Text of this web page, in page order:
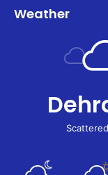
Weather